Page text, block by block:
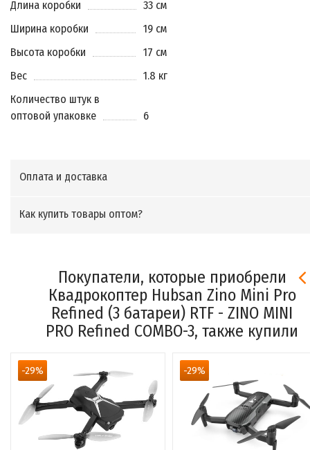
Длина коробки
33 см
Ширина коробки
19 см
Высота коробки
17 см
Вес
1.8 кг
Количество штук в
оптовой упаковке
6
Оплата и доставка
Как купить товары оптом?
Покупатели, которые приобрели
Квадрокоптер Hubsan Zino Mini Pro
Refined (3 батареи) RTF - ZINO MINI
PRO Refined COMBO-3, также купили
-29% -29%